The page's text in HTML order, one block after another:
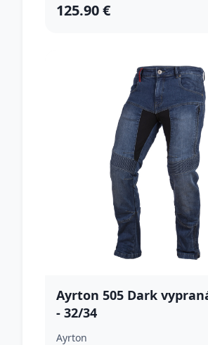
125.90 €
Ayrton 505 Dark
- 32/34
Ayrton